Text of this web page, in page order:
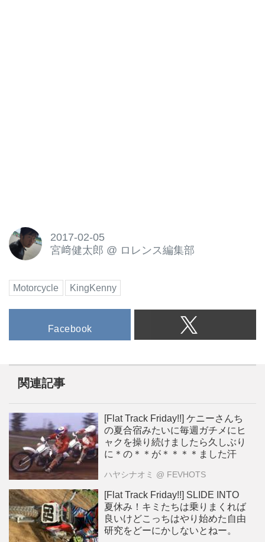
2017-02-05
宮﨑健太郎 @ ロレンス編集部
Motorcycle KingKenny
Facebook
関連記事
[Flat Track Friday!!] ケニーさんち
の夏合宿みたいに毎週ガチメにヒ
ャクを操り続けましたら久しぶり
に＊の＊＊が＊＊＊＊ました汗
ハヤシナオミ @ FEVHOTS
[Flat Track Friday!!] SLIDE INTO
夏休み！キミたちは乗りまくれば
良いけどこっちはやり始めた自由
研究をどーにかしないとねー。